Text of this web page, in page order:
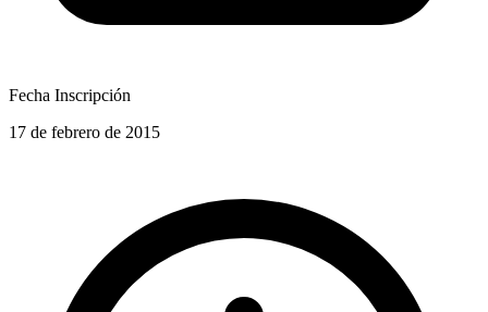
Fecha Inscripción
17 de febrero de 2015